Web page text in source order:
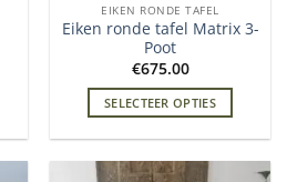
EIKEN RONDE TAFEL
Eiken ronde tafel Matrix 3-
Poot
€675.00
SELECTEER OPTIES